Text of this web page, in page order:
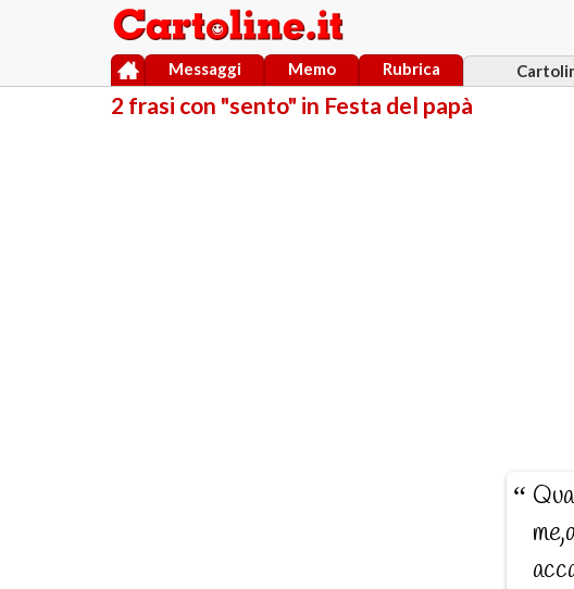
Messaggi Memo Rubrica
2 frasi con "sento" in Festa del papà